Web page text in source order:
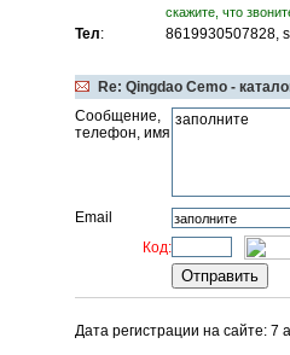
cкажите, что
Тел: 8619930507828,
Re: Qingdao Cemo -
Сообщение,
телефон, имя
Email
Код:
Дата регистрации на сайте: 7